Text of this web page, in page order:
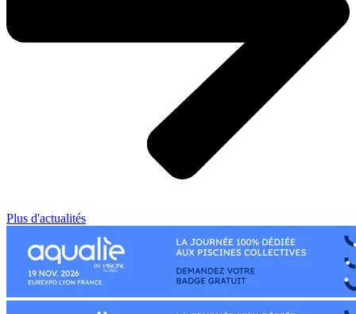
Plus d'actualités